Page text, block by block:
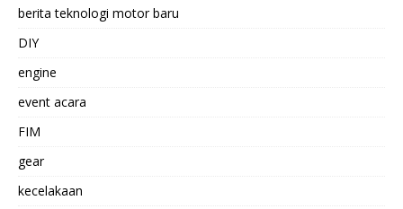
berita teknologi motor baru
DIY
engine
event acara
FIM
gear
kecelakaan